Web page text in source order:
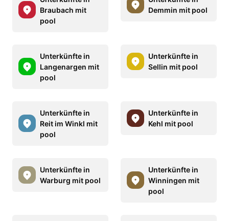
Braubach mit
pool
Demmin mit pool
Unterkünfte in
Langenargen mit
pool
Unterkünfte in
Sellin mit pool
Unterkünfte in
Reit im Winkl mit
pool
Unterkünfte in
Kehl mit pool
Unterkünfte in
Warburg mit pool
Unterkünfte in
Winningen mit
pool